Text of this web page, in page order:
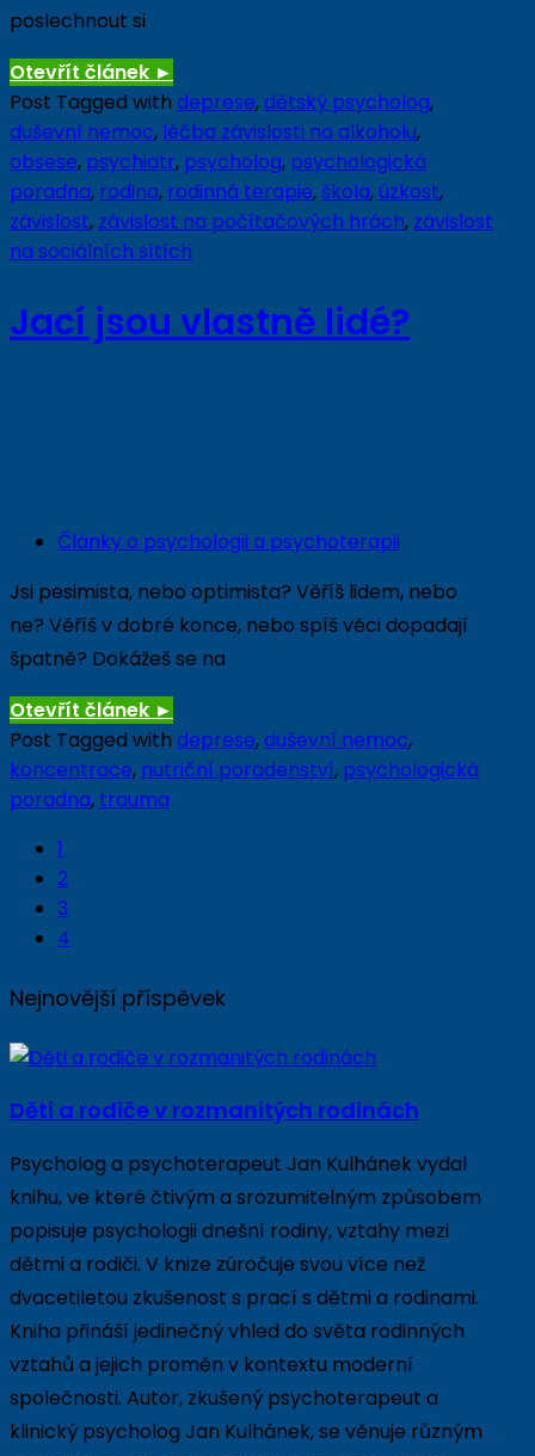
poslechnout si
Otevřít článek ►
Post Tagged with deprese,dětský psycholog,
duševní nemoc, léčba závislosti na alkoholu,
obsese, psychiatr, psycholog, psychologická
poradna, rodina, rodinná terapie, škola,úzkost,
závislost, závislost na počítačových hrách, závislost
na sociálních sítích
Jací jsou vlastně lidé?
Články o psychologii a psychoterapii
Jsi pesimista, nebo optimista? Věříš lidem, nebo
ne? Věříš v dobré konce, nebo spíš věci dopadají
špatně? Dokážeš se na
Otevřít článek ►
Post Tagged with deprese,duševní nemoc,
koncentrace, nutriční poradenství, psychologická
poradna, trauma
1
2
3
4
Nejnovější příspěvek
Děti a rodiče v rozmanitých rodinách
Psycholog a psychoterapeut Jan Kulhánek vydal
knihu, ve které čtivým a srozumitelným způsobem
popisuje psychologii dnešní rodiny, vztahy mezi
dětmi a rodiči. V knize zúročuje svou více než
dvacetiletou zkušenost s prací s dětmi a rodinami.
Kniha přináší jedinečný vhled do světa rodinných
vztahů a jejich proměn v kontextu moderní
společnosti. Autor, zkušený psychoterapeut a
klinický psycholog Jan Kulhánek, se věnuje různým